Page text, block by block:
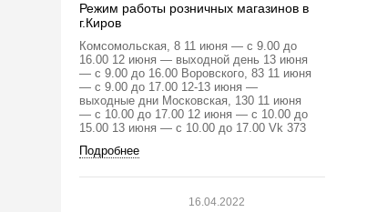
Режим работы розничных магазинов в
г.Киров
Комсомольская, 8 11 июня — с 9.00 до
16.00 12 июня — выходной день 13 июня
— с 9.00 до 16.00 Воровского, 83 11 июня
— с 9.00 до 17.00 12-13 июня —
выходные дни Московская, 130 11 июня
— с 10.00 до 17.00 12 июня — с 10.00 до
15.00 13 июня — с 10.00 до 17.00 Vk 373
Подробнее
16.04.2022